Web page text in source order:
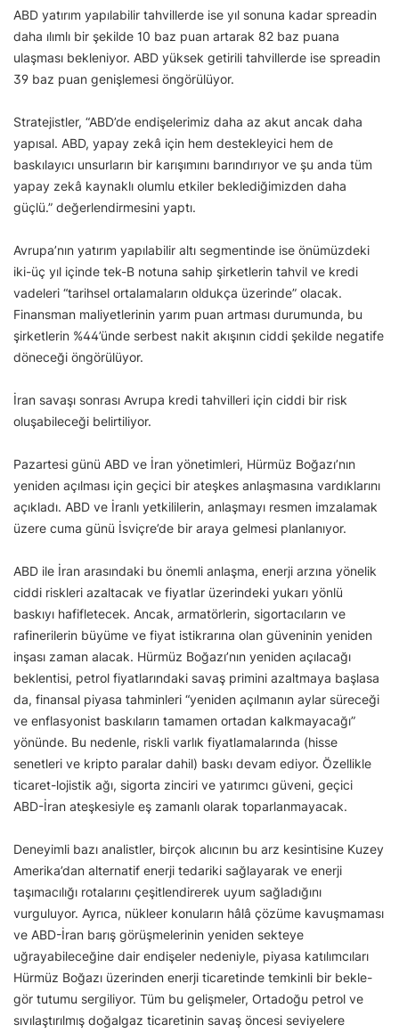
ABD yatırım yapılabilir tahvillerde ise yıl sonuna kadar spreadin
daha ılımlı bir şekilde 10 baz puan artarak 82 baz puana
ulaşması bekleniyor. ABD yüksek getirili tahvillerde ise spreadin
39 baz puan genişlemesi öngörülüyor.
Stratejistler, “ABD’de endişelerimiz daha az akut ancak daha
yapısal. ABD, yapay zekâ için hem destekleyici hem de
baskılayıcı unsurların bir karışımını barındırıyor ve şu anda tüm
yapay zekâ kaynaklı olumlu etkiler beklediğimizden daha
güçlü.” değerlendirmesini yaptı.
Avrupa’nın yatırım yapılabilir altı segmentinde ise önümüzdeki
iki-üç yıl içinde tek-B notuna sahip şirketlerin tahvil ve kredi
vadeleri “tarihsel ortalamaların oldukça üzerinde” olacak.
Finansman maliyetlerinin yarım puan artması durumunda, bu
şirketlerin %44’ünde serbest nakit akışının ciddi şekilde negatife
döneceği öngörülüyor.
İran savaşı sonrası Avrupa kredi tahvilleri için ciddi bir risk
oluşabileceği belirtiliyor.
Pazartesi günü ABD ve İran yönetimleri, Hürmüz Boğazı’nın
yeniden açılması için geçici bir ateşkes anlaşmasına vardıklarını
açıkladı. ABD ve İranlı yetkililerin, anlaşmayı resmen imzalamak
üzere cuma günü İsviçre’de bir araya gelmesi planlanıyor.
ABD ile İran arasındaki bu önemli anlaşma, enerji arzına yönelik
ciddi riskleri azaltacak ve fiyatlar üzerindeki yukarı yönlü
baskıyı hafifletecek. Ancak, armatörlerin, sigortacıların ve
rafinerilerin büyüme ve fiyat istikrarına olan güveninin yeniden
inşası zaman alacak. Hürmüz Boğazı’nın yeniden açılacağı
beklentisi, petrol fiyatlarındaki savaş primini azaltmaya başlasa
da, finansal piyasa tahminleri “yeniden açılmanın aylar süreceği
ve enflasyonist baskıların tamamen ortadan kalkmayacağı”
yönünde. Bu nedenle, riskli varlık fiyatlamalarında (hisse
senetleri ve kripto paralar dahil) baskı devam ediyor. Özellikle
ticaret-lojistik ağı, sigorta zinciri ve yatırımcı güveni, geçici
ABD-İran ateşkesiyle eş zamanlı olarak toparlanmayacak.
Deneyimli bazı analistler, birçok alıcının bu arz kesintisine Kuzey
Amerika’dan alternatif enerji tedariki sağlayarak ve enerji
taşımacılığı rotalarını çeşitlendirerek uyum sağladığını
vurguluyor. Ayrıca, nükleer konuların hâlâ çözüme kavuşmaması
ve ABD-İran barış görüşmelerinin yeniden sekteye
uğrayabileceğine dair endişeler nedeniyle, piyasa katılımcıları
Hürmüz Boğazı üzerinden enerji ticaretinde temkinli bir bekle-
gör tutumu sergiliyor. Tüm bu gelişmeler, Ortadoğu petrol ve
sıvılaştırılmış doğalgaz ticaretinin savaş öncesi seviyelere